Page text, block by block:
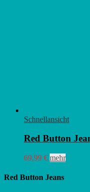
Schnellansicht
Red Button
69,99 € mehrDieses
Red Button Jeans